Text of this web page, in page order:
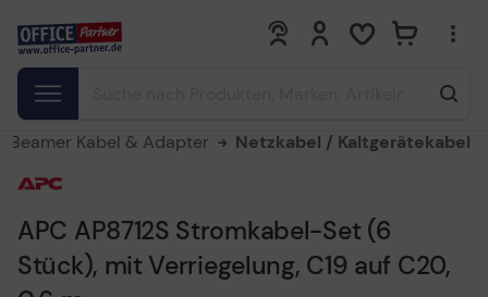
0 0
Beamer Kabel & Adapter Netzkabel / Kaltgerätekabel
APC AP8712S Stromkabel-Set (6
Stück), mit Verriegelung, C19 auf C20,